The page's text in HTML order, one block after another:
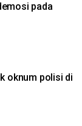
pada
oknum polisi di